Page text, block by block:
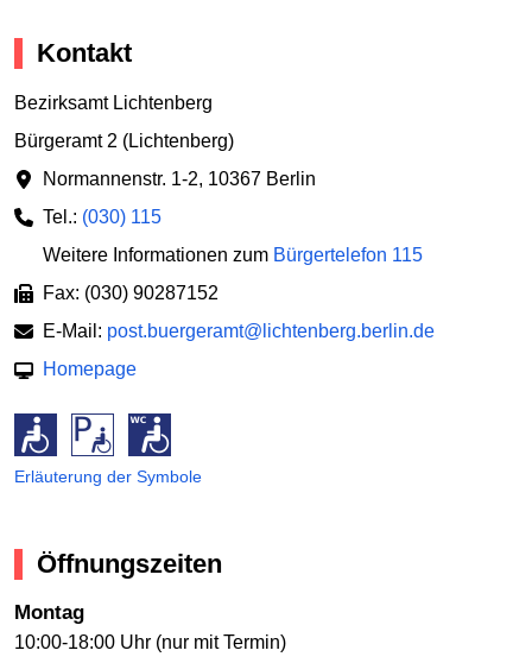
Kontakt
Bezirksamt Lichtenberg
Bürgeramt 2 (Lichtenberg)
Normannenstr. 1-2, 10367 Berlin
Tel.: (030) 115
Weitere Informationen zum Bürgertelefon 115
Fax: (030) 90287152
E-Mail: post.buergeramt@lichtenberg.berlin.de
Homepage
Erläuterung der Symbole
Öffnungszeiten
Montag
10:00-18:00 Uhr (nur mit Termin)